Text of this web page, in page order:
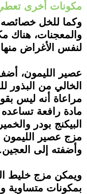
مكونات أخرى
وكما للخل خصائصه
والمعجنات، هناك
لنفس الأغراض
عصير الليمون،
الخالي من البذور
مراعاة أنه ليس
مادة رافعة
البيكنج بودر
مزج عصير
وأضفته إلى العجين.
ويمكن مزج خليط
بمكونات متساوية